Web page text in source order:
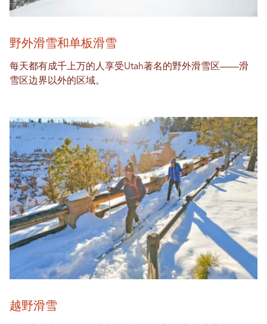
野外滑雪和单板滑雪
每天都有成千上万的人享受Utah著名的野外滑雪区——滑
雪区边界以外的区域。
越野滑雪